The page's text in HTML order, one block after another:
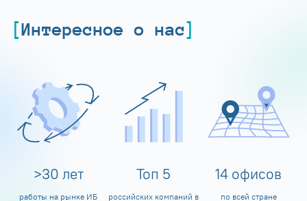
Интересное о нас
>30 лет
работы на рынке ИБ
Топ 5
российских компаний в
14 офисов
по всей стране